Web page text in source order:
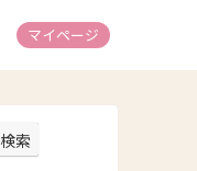
マイページ
検索